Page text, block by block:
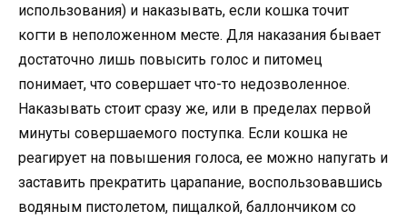
использования) и наказывать, если кошка точит
когти в неположенном месте. Для наказания бывает
достаточно лишь повысить голос и питомец
понимает, что совершает что-то недозволенное.
Наказывать стоит сразу же, или в пределах первой
минуты совершаемого поступка. Если кошка не
реагирует на повышения голоса, ее можно напугать и
заставить прекратить царапание, воспользовавшись
водяным пистолетом, пищалкой, баллончиком со